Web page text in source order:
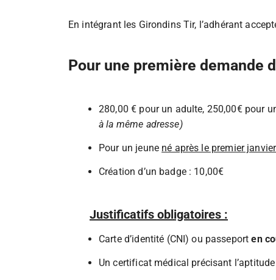
En intégrant les Girondins Tir, l’adhérant
Pour une première demande
280,00 € pour un adulte, 250,00€ pour
à la même adresse)
Pour un jeune né après le premier
Création d’un badge : 10,00€
Justificatifs obligatoires :
Carte d’identité (CNI) ou passeporten
Un certificat médical précisant